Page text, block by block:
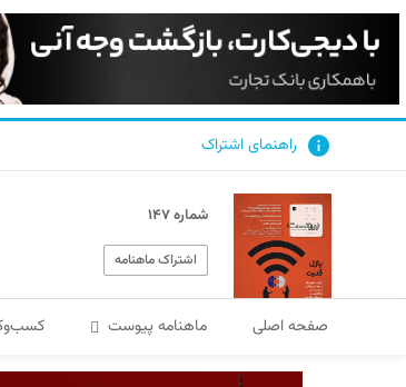
راهنمای اشتراک
شماره ۱۴۷
اشتراک ماهنامه
صفحه اصلی ماهنامه پیوست